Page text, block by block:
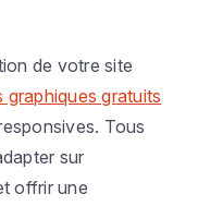
de votre site
graphiques gratuits
Tous
sur
offrir une